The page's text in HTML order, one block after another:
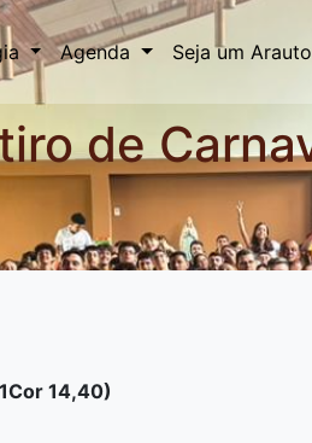
Agenda Seja um Arauto
de
14,40)